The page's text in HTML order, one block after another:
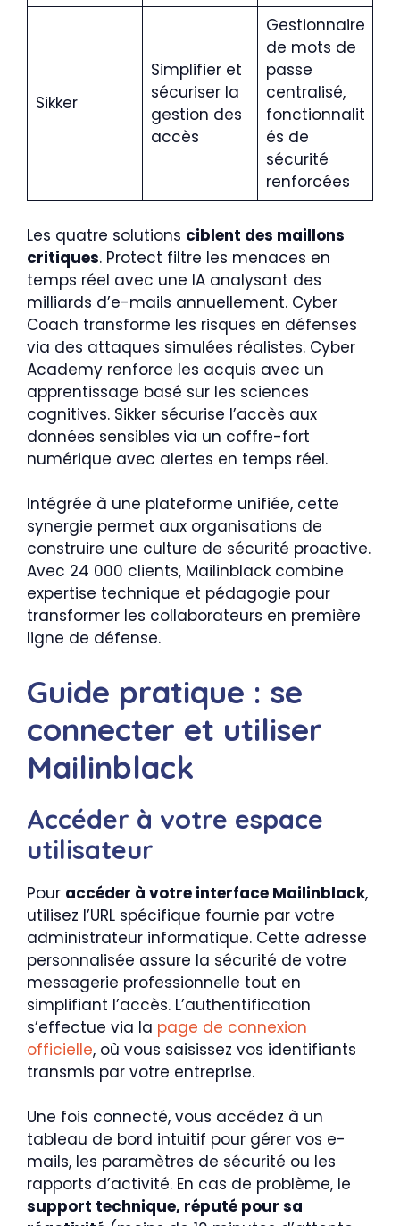
Sikker
Simplifier et
sécuriser la
gestion des
accès
Gestionnaire
de mots de
passe
centralisé,
fonctionnalit
és de
sécurité
renforcées
Les quatre solutions ciblent des maillons
critiques. Protect filtre les menaces en
temps réel avec une IA analysant des
milliards d’e-mails annuellement. Cyber
Coach transforme les risques en défenses
via des attaques simulées réalistes. Cyber
Academy renforce les acquis avec un
apprentissage basé sur les sciences
cognitives. Sikker sécurise l’accès aux
données sensibles via un coffre-fort
numérique avec alertes en temps réel.
Intégrée à une plateforme unifiée, cette
synergie permet aux organisations de
construire une culture de sécurité proactive.
Avec 24 000 clients, Mailinblack combine
expertise technique et pédagogie pour
transformer les collaborateurs en première
ligne de défense.
Guide pratique : se
connecter et utiliser
Mailinblack
Accéder à votre espace
utilisateur
Pour accéder à votre interface Mailinblack,
utilisez l’URL spécifique fournie par votre
administrateur informatique. Cette adresse
personnalisée assure la sécurité de votre
messagerie professionnelle tout en
simplifiant l’accès. L’authentification
s’effectue via la page de connexion
officielle, où vous saisissez vos identifiants
transmis par votre entreprise.
Une fois connecté, vous accédez à un
tableau de bord intuitif pour gérer vos e-
mails, les paramètres de sécurité ou les
rapports d’activité. En cas de problème, le
support technique, réputé pour sa